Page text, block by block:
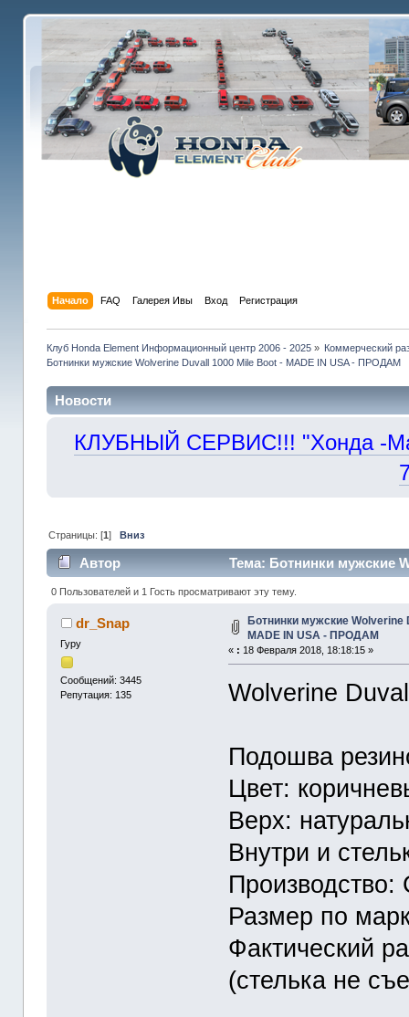
Начало FAQ Галерея Ивы Вход Регистрация
Клуб Honda Element Информационный центр 2006 - 2025» Коммерческий
Ботнинки мужские Wolverine Duvall 1000 Mile Boot - MADE IN USA - ПРОДАМ
Новости
КЛУБНЫЙ СЕРВИС!!! "Хонда -
Страницы: [1] Вниз
Автор
Тема: Ботнинки мужские
(Прочитано 35471 раз)
0 Пользователей и 1 Гость просматривают эту тему.
dr_Snap
Гуру
Сообщений: 3445
Репутация: 135
Ботнинки мужские Wolverine
MADE IN USA - ПРОДАМ
« : 18 Февраля 2018, 18:18:15 »
Wolverine
Подошва
Цвет:
Верх:
Внутри и
Размер по
Фактический
(стелька не